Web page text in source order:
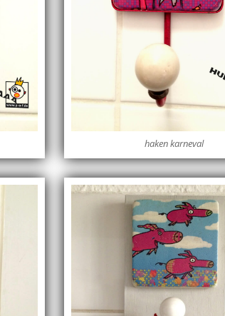
haken karneval